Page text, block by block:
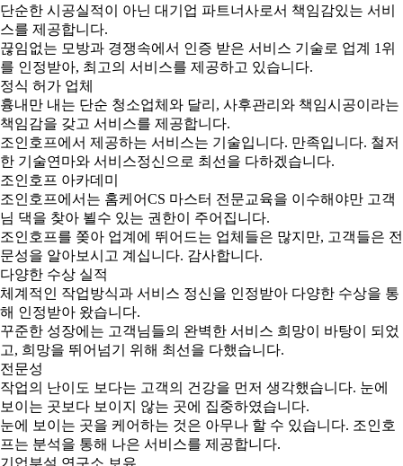
단순한 시공실적이 아닌 대기업 파트너사로서 책임감있는 서비
스를 제공합니다.
끊임없는 모방과 경쟁속에서 인증 받은 서비스 기술로 업계 1위
를 인정받아, 최고의 서비스를 제공하고 있습니다.
정식 허가 업체
흉내만 내는 단순 청소업체와 달리, 사후관리와 책임시공이라는
책임감을 갖고 서비스를 제공합니다.
조인호프에서 제공하는 서비스는 기술입니다. 만족입니다. 철저
한 기술연마와 서비스정신으로 최선을 다하겠습니다.
조인호프 아카데미
조인호프에서는 홈케어CS 마스터 전문교육을 이수해야만 고객
님 댁을 찾아 뵐수 있는 권한이 주어집니다.
조인호프를 쫒아 업계에 뛰어드는 업체들은 많지만, 고객들은 전
문성을 알아보시고 계십니다. 감사합니다.
다양한 수상 실적
체계적인 작업방식과 서비스 정신을 인정받아 다양한 수상을 통
해 인정받아 왔습니다.
꾸준한 성장에는 고객님들의 완벽한 서비스 희망이 바탕이 되었
고, 희망을 뛰어넘기 위해 최선을 다했습니다.
전문성
작업의 난이도 보다는 고객의 건강을 먼저 생각했습니다. 눈에
보이는 곳보다 보이지 않는 곳에 집중하였습니다.
눈에 보이는 곳을 케어하는 것은 아무나 할 수 있습니다. 조인호
프는 분석을 통해 나은 서비스를 제공합니다.
기업부설 연구소 보유